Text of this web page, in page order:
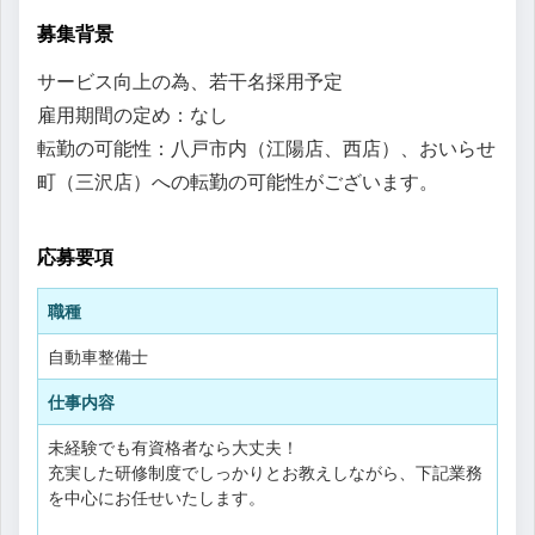
募集背景
サービス向上の為、若干名採用予定
雇用期間の定め：なし
転勤の可能性：八戸市内（江陽店、西店）、おいらせ
町（三沢店）への転勤の可能性がございます。
応募要項
職種
自動車整備士
仕事内容
未経験でも有資格者なら大丈夫！
充実した研修制度でしっかりとお教えしながら、下記業務
を中心にお任せいたします。